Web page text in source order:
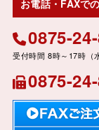
お電話・FAXで
0875-
0875-